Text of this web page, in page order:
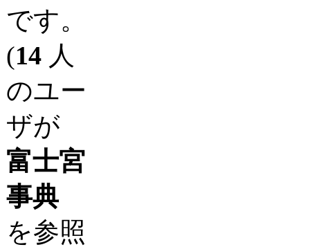
です。
(14 人
のユー
ザが
富士宮
事典
を参照